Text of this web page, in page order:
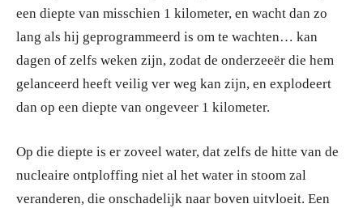
een diepte van misschien 1 kilometer, en wacht dan zo
lang als hij geprogrammeerd is om te wachten… kan
dagen of zelfs weken zijn, zodat de onderzeeër die hem
gelanceerd heeft veilig ver weg kan zijn, en explodeert
dan op een diepte van ongeveer 1 kilometer.
Op die diepte is er zoveel water, dat zelfs de hitte van de
nucleaire ontploffing niet al het water in stoom zal
veranderen, die onschadelijk naar boven uitvloeit. Een